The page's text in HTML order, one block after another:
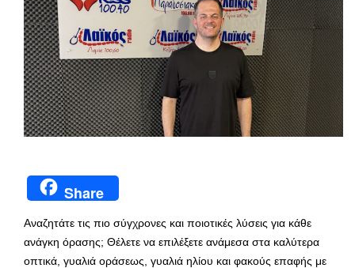
Share
Αναζητάτε τις πιο σύγχρονες και ποιοτικές λύσεις για κάθε
ανάγκη όρασης; Θέλετε να επιλέξετε ανάμεσα στα καλύτερα
οπτικά, γυαλιά οράσεως, γυαλιά ηλίου και φακούς επαφής με